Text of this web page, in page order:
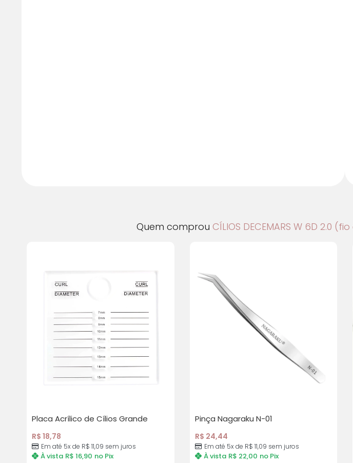
Quem comprou CÍLIOS DECEMARS W 6D 2.0
Placa Acrílico de Cílios Grande
R$ 18,78
Em até 5x de R$ 11,09 sem juros
À vista R$ 16,90 no Pix
Pinça Nagaraku N-01
R$ 24,44
Em até 5x de R$ 11,09 sem juros
À vista R$ 22,00 no Pix